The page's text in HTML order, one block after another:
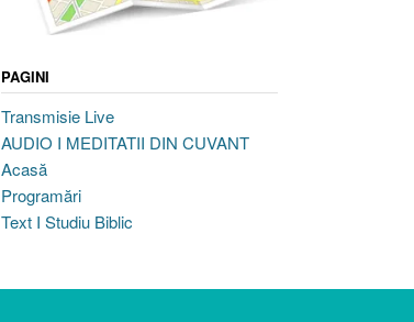
PAGINI
Transmisie Live
AUDIO I MEDITATII DIN CUVANT
Acasă
Programări
Text I Studiu Biblic